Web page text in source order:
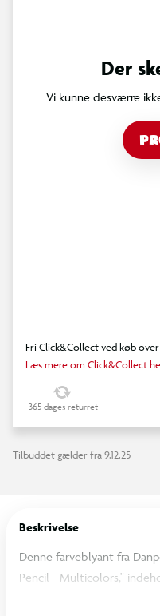
Der
Vi kunne desværre
Fri Click&Collect ved køb
Læs mere om Click&Collect
365 dages returret
Tilbuddet gælder fra 9.12.25
Beskrivelse
Denne farveblyant fra
Pencil - Multicolors,"